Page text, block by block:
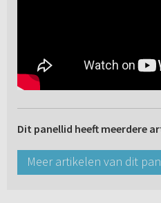
Dit panellid heeft meerdere
Meer artikelen van dit